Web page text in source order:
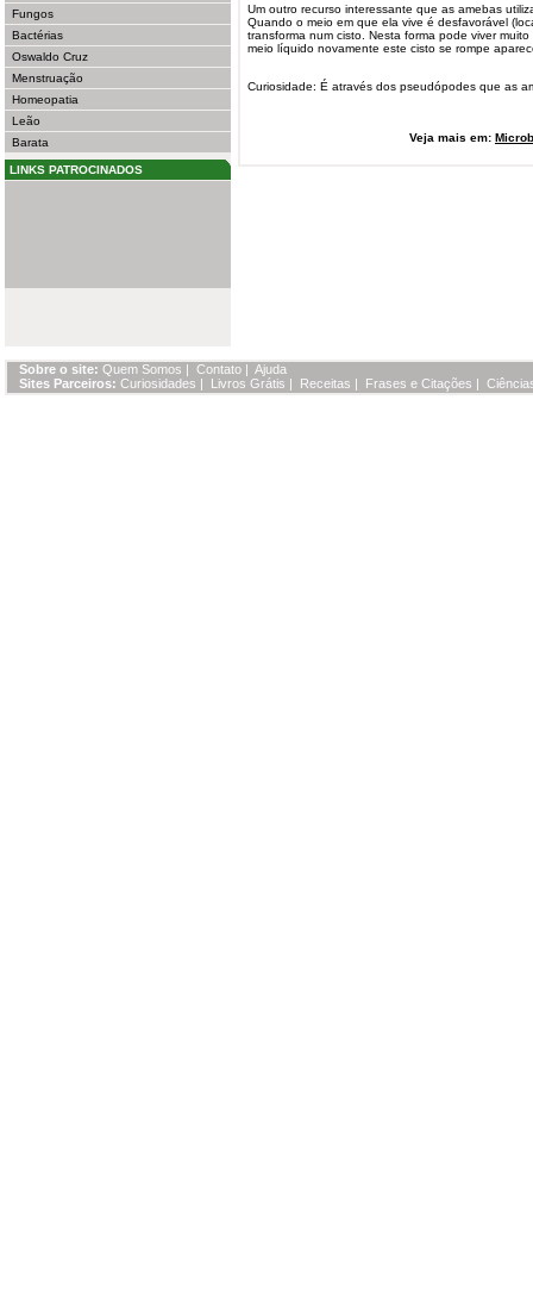
Fungos
Bactérias
Oswaldo Cruz
Menstruação
Homeopatia
Leão
Barata
LINKS PATROCINADOS
Um outro recurso interessante que as amebas
Quando o meio em que ela vive é desfavorável
transforma num cisto. Nesta forma pode viver
meio líquido novamente este cisto se rompe
Curiosidade: É através dos pseudópodes que as
Veja mais em:
Sobre o site: Quem Somos | Contato | Ajuda
Sites Parceiros: Curiosidades | Livros Grátis | Receitas | Frases e Citações |